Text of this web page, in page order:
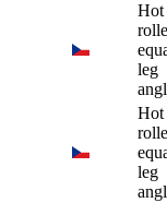
Hot
leg
Hot
leg